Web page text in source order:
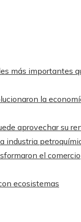
más importantes
la
aprovechar su
industria
el comercio
ecosistemas